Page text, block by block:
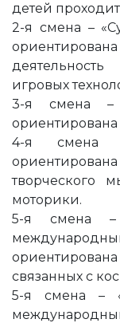
детей
2-я смена –
игровых
3-я смена –
ориентирована
4-я смена
творческого
моторики.
5-я смена –
связанных с
5-я смена –